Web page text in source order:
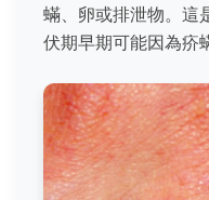
蟎、卵或排泄物。這
伏期早期可能因為疥